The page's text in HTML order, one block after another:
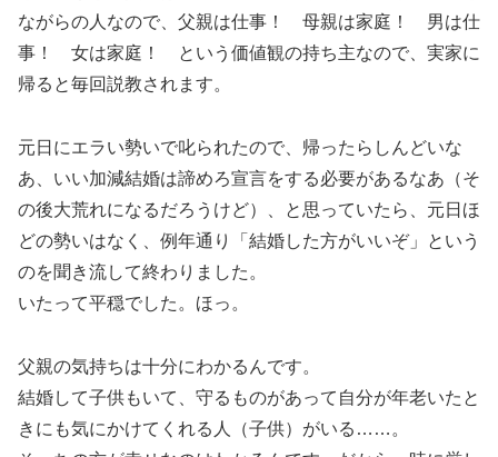
ながらの人なので、父親は仕事！ 母親は家庭！ 男は仕
事！ 女は家庭！ という価値観の持ち主なので、実家に
帰ると毎回説教されます。
元日にエラい勢いで叱られたので、帰ったらしんどいな
あ、いい加減結婚は諦めろ宣言をする必要があるなあ（そ
の後大荒れになるだろうけど）、と思っていたら、元日ほ
どの勢いはなく、例年通り「結婚した方がいいぞ」という
のを聞き流して終わりました。
いたって平穏でした。ほっ。
父親の気持ちは十分にわかるんです。
結婚して子供もいて、守るものがあって自分が年老いたと
きにも気にかけてくれる人（子供）がいる……。